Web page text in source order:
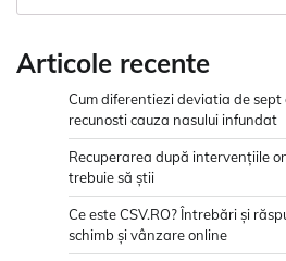
Articole recente
Cum diferentiezi deviatia de
recunosti cauza nasului infundat
Recuperarea după intervențiile
trebuie să știi
Ce este CSV.RO? Întrebări și
schimb și vânzare online